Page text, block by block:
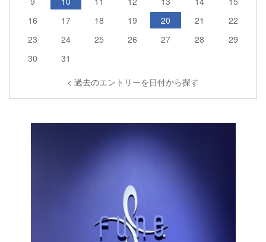
16
17 18 19 20 21
22
23
24 25 26 27 28
29
30
31
< 過去のエントリーを日付から探す